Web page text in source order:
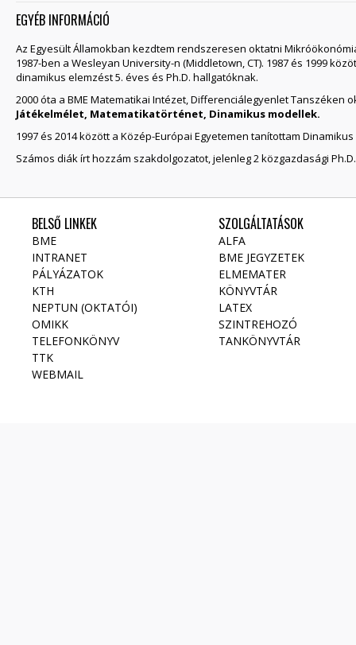
EGYÉB INFORMÁCIÓ
Az Egyesült Államokban kezdtem rendszeresen oktatni
1987-ben a Wesleyan University-n (Middletown, CT). 1987 és 1999
dinamikus elemzést 5. éves és Ph.D. hallgatóknak.
2000 óta a BME Matematikai Intézet, Differenciálegyenlet
Játékelmélet, Matematikatörténet, Dinamikus modellek.
1997 és 2014 között a Közép-Európai Egyetemen tanítottam
Számos diák írt hozzám szakdolgozatot, jelenleg 2 közgazdasági
BELSŐ LINKEK
BME
INTRANET
PÁLYÁZATOK
KTH
NEPTUN (OKTATÓI)
OMIKK
TELEFONKÖNYV
TTK
WEBMAIL
SZOLGÁLTATÁSOK
ALFA
BME JEGYZETEK
ELMEMATER
KÖNYVTÁR
LATEX
SZINTREHOZÓ
TANKÖNYVTÁR